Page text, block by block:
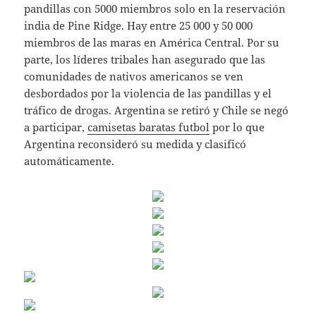
pandillas con 5000 miembros solo en la reservación
india de Pine Ridge. Hay entre 25 000 y 50 000
miembros de las maras en América Central. Por su
parte, los líderes tribales han asegurado que las
comunidades de nativos americanos se ven
desbordados por la violencia de las pandillas y el
tráfico de drogas. Argentina se retiró y Chile se negó
a participar,camisetas baratas futbol por lo que
Argentina reconsideró su medida y clasificó
automáticamente.